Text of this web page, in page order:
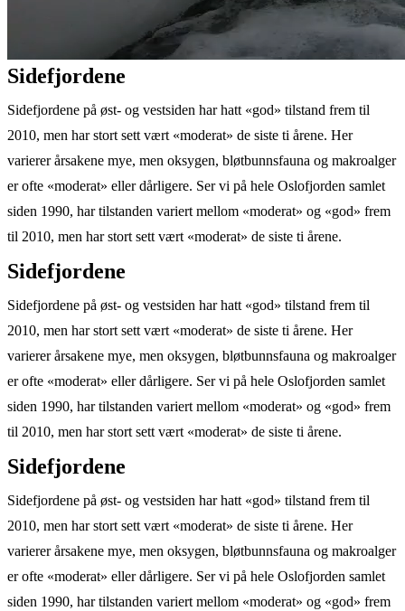
Sidefjordene
Sidefjordene på øst- og vestsiden har hatt «god» tilstand frem til
2010, men har stort sett vært «moderat» de siste ti årene. Her
varierer årsakene mye, men oksygen, bløtbunnsfauna og makroalger
er ofte «moderat» eller dårligere. Ser vi på hele Oslofjorden samlet
siden 1990, har tilstanden variert mellom «moderat» og «god» frem
til 2010, men har stort sett vært «moderat» de siste ti årene.
Sidefjordene
Sidefjordene på øst- og vestsiden har hatt «god» tilstand frem til
2010, men har stort sett vært «moderat» de siste ti årene. Her
varierer årsakene mye, men oksygen, bløtbunnsfauna og makroalger
er ofte «moderat» eller dårligere. Ser vi på hele Oslofjorden samlet
siden 1990, har tilstanden variert mellom «moderat» og «god» frem
til 2010, men har stort sett vært «moderat» de siste ti årene.
Sidefjordene
Sidefjordene på øst- og vestsiden har hatt «god» tilstand frem til
2010, men har stort sett vært «moderat» de siste ti årene. Her
varierer årsakene mye, men oksygen, bløtbunnsfauna og makroalger
er ofte «moderat» eller dårligere. Ser vi på hele Oslofjorden samlet
siden 1990, har tilstanden variert mellom «moderat» og «god» frem